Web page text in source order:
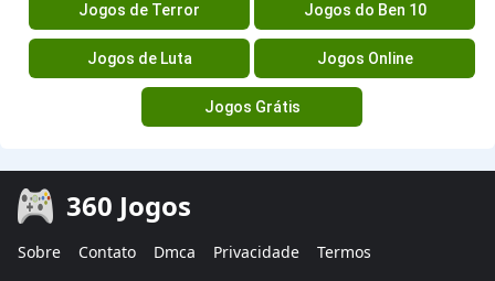
Jogos de Terror Jogos do Ben 10
Jogos de Luta Jogos Online
Jogos Grátis
360 Jogos
Sobre Contato Dmca Privacidade Termos